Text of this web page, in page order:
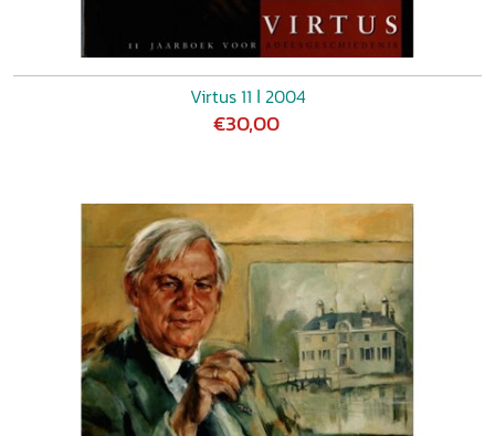
Virtus 11 ǀ 2004
€30,00